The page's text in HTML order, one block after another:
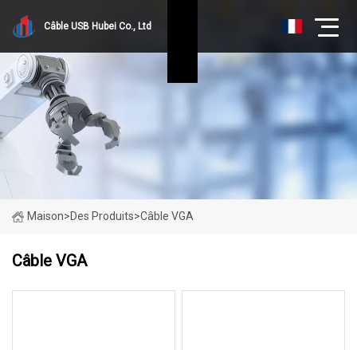
Câble USB Hubei Co., Ltd
Maison>Des Produits>Câble VGA
Câble VGA